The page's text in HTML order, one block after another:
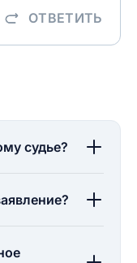
ОТВЕТИТЬ
судье?